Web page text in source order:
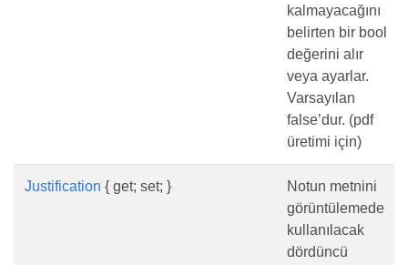
kalmayacağını
belirten bir bool
değerini alır
veya ayarlar.
Varsayılan
false’dur. (pdf
üretimi için)
Justification { get; set; }
Notun metnini
görüntülemede
kullanılacak
dördüncü